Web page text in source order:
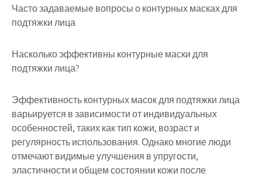
Часто задаваемые вопросы о контурных масках для
подтяжки лица
Насколько эффективны контурные маски для
подтяжки лица?
Эффективность контурных масок для подтяжки лица
варьируется в зависимости от индивидуальных
особенностей, таких как тип кожи, возраст и
регулярность использования. Однако многие люди
отмечают видимые улучшения в упругости,
эластичности и общем состоянии кожи после